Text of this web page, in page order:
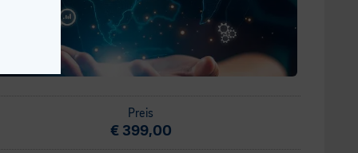
Preis
€ 399,00